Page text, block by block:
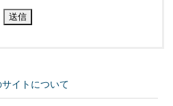
サイトについて